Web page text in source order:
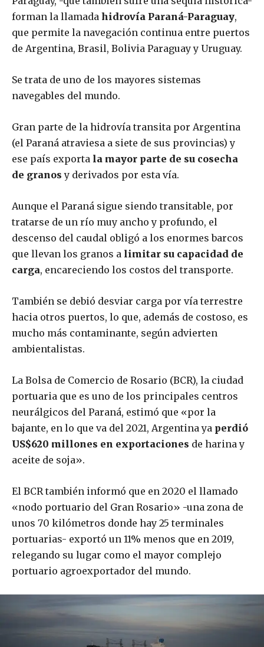
forman la llamada hidrovía Paraná-Paraguay,
que permite la navegación continua entre puertos
de Argentina, Brasil, Bolivia Paraguay y Uruguay.
Se trata de uno de los mayores sistemas
navegables del mundo.
Gran parte de la hidrovía transita por Argentina
(el Paraná atraviesa a siete de sus provincias) y
ese país exporta la mayor parte de su cosecha
de granosy derivados por esta vía.
Aunque el Paraná sigue siendo transitable, por
tratarse de un río muy ancho y profundo, el
descenso del caudal obligó a los enormes barcos
que llevan los granos a limitar su capacidad de
carga, encareciendo los costos del transporte.
También se debió desviar carga por vía terrestre
hacia otros puertos, lo que, además de costoso, es
mucho más contaminante, según advierten
ambientalistas.
La Bolsa de Comercio de Rosario (BCR), la ciudad
portuaria que es uno de los principales centros
neurálgicos del Paraná, estimó que «por la
bajante, en lo que va del 2021, Argentina ya perdió
US$620 millones en exportaciones de harina y
aceite de soja».
El BCR también informó que en 2020 el llamado
«nodo portuario del Gran Rosario» -una zona de
unos 70 kilómetros donde hay 25 terminales
portuarias- exportó un 11% menos que en 2019,
relegando su lugar como el mayor complejo
portuario agroexportador del mundo.